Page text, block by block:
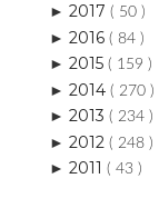
► 2017 ( 50 )
► 2016 ( 84 )
► 2015 ( 159 )
► 2014 ( 270 )
► 2013 ( 234 )
► 2012 ( 248 )
► 2011 ( 43 )